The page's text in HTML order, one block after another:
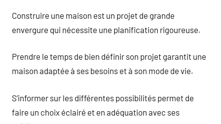
Construire une maison est un projet de grande
envergure qui nécessite une planification rigoureuse.
Prendre le temps de bien définir son projet garantit une
maison adaptée à ses besoins et à son mode de vie.
S’informer sur les différentes possibilités permet de
faire un choix éclairé et en adéquation avec ses